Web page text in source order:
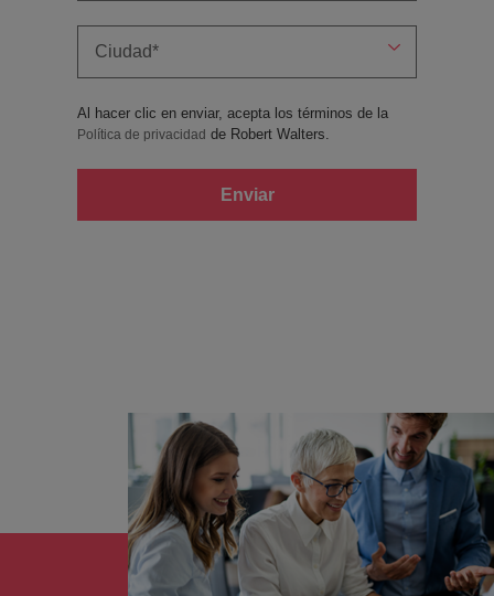
Al hacer clic en enviar, acepta los términos de la
Política de privacidad de Robert Walters.
Enviar